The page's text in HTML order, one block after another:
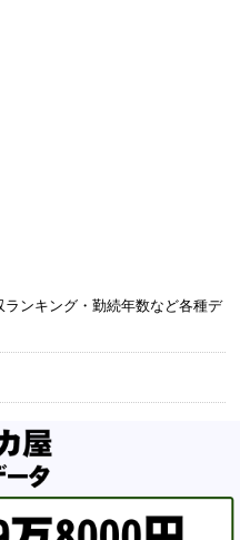
ンキング・勤続年数など各種デ